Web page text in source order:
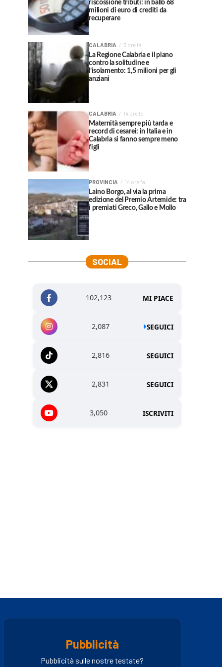
riscossione tributi: in ballo 68
milioni di euro di crediti da
recuperare
CALABRIA 3 ore fa
La Regione Calabria e il piano
contro la solitudine e
l’isolamento: 1,5 milioni per gli
anziani
CALABRIA 14 ore fa
Maternità sempre più tarda e
record di cesarei: in Italia e in
Calabria si fanno sempre meno
figli
PROVINCIA 14 ore fa
Laino Borgo, al via la prima
edizione del Premio Artemide: tra
i premiati Greco, Gallo e Mollo
SOCIAL
102,123 MI PIACE
2,087 SEGUICI
2,816 SEGUICI
2,831 SEGUICI
3,050 ISCRIVITI
Pubblicità
Pubblicità sulle nostre testate?